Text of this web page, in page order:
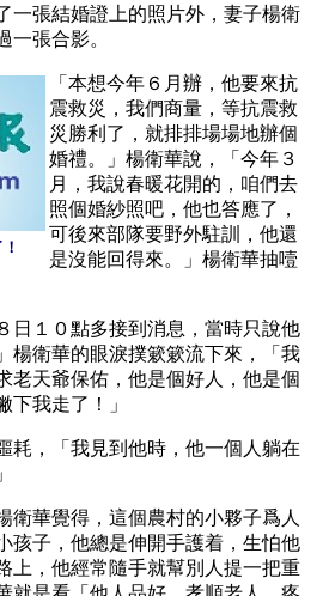
一張結婚證上的照片外，妻子楊衛
一張合影。
「本想今年６月辦，他要來抗
震救災，我們商量，等抗震救
災勝利了，就排排場場地辦個
婚禮。」楊衛華說，「今年３
月，我說春暖花開的，咱們去
照個婚紗照吧，他也答應了，
可後來部隊要野外駐訓，他還
是沒能回得來。」楊衛華抽噎
日１０點多接到消息，當時只說他
楊衛華的眼淚撲簌簌流下來，「我
老天爺保佑，他是個好人，他是個
下我走了！」
耗，「我見到他時，他一個人躺在
衛華覺得，這個農村的小夥子爲人
孩子，他總是伸開手護着，生怕他
上，他經常隨手就幫別人提一把重